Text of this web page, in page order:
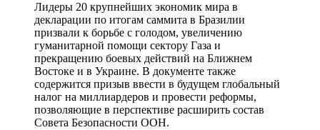
Лидеры 20 крупнейших экономик мира в
декларации по итогам саммита в Бразилии
призвали к борьбе с голодом, увеличению
гуманитарной помощи сектору Газа и
прекращению боевых действий на Ближнем
Востоке и в Украине. В документе также
содержится призыв ввести в будущем глобальный
налог на миллиардеров и провести реформы,
позволяющие в перспективе расширить состав
Совета Безопасности ООН.